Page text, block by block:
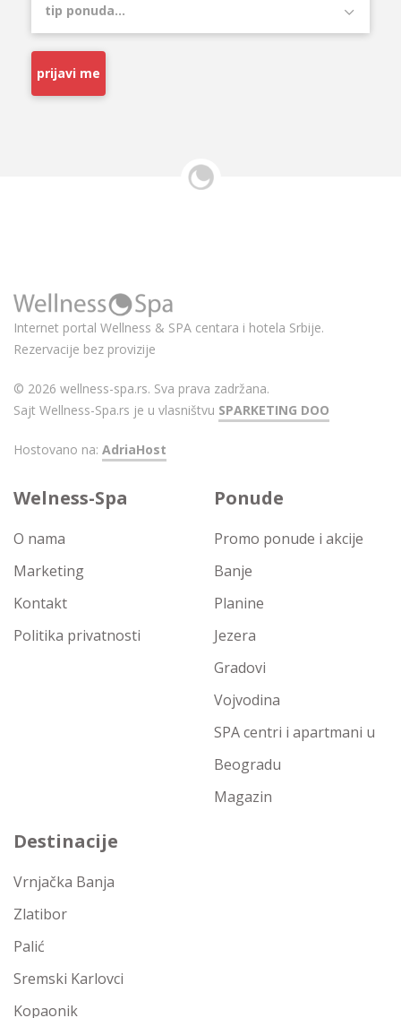
prijavi me
Internet portal Wellness & SPA centara i hotela Srbije.
Rezervacije bez provizije
© 2026 wellness-spa.rs. Sva prava zadržana.
Sajt Wellness-Spa.rs je u vlasništvu SPARKETING DOO
Hostovano na: AdriaHost
Welness-Spa
O nama
Marketing
Kontakt
Politika privatnosti
Ponude
Promo ponude i akcije
Banje
Planine
Jezera
Gradovi
Vojvodina
SPA centri i apartmani u
Beogradu
Magazin
Destinacije
Vrnjačka Banja
Zlatibor
Palić
Sremski Karlovci
Kopaonik